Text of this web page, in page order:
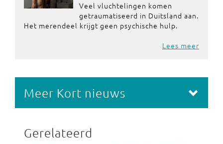
Veel vluchtelingen komen
getraumatiseerd in Duitsland aan.
Het merendeel krijgt geen psychische hulp.
Lees meer
Meer Kort nieuws
Gerelateerd